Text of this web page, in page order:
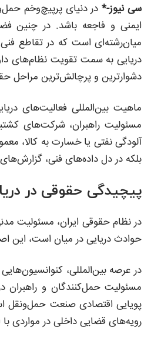
سی نیوز-*در دنیای پرپیچ‌وخم
ایمنی و فاجعه باشد. در چنین
میان‌رشته‌ای است که در تقاطع
دریایی به سمت تقویت نظام‌های
دشوارترین و پرچالش‌ترین
ماهیت بین‌المللی فعالیت‌های
مسئولیت راهبران، شرکت‌های
آلودگی نفتی یا خسارت به کالا،
بلکه در دل داده‌های فنی،
پیچیدگی حقوقی در
در نظام حقوقی ایران، مسئولیت
حوادث دریایی در میان است، این
مسئولیت حمل‌کنندگان و راهبران
پویایی اقتصادی صنعت حمل‌ونقل
رویه‌های قضایی داخلی در مواردی با